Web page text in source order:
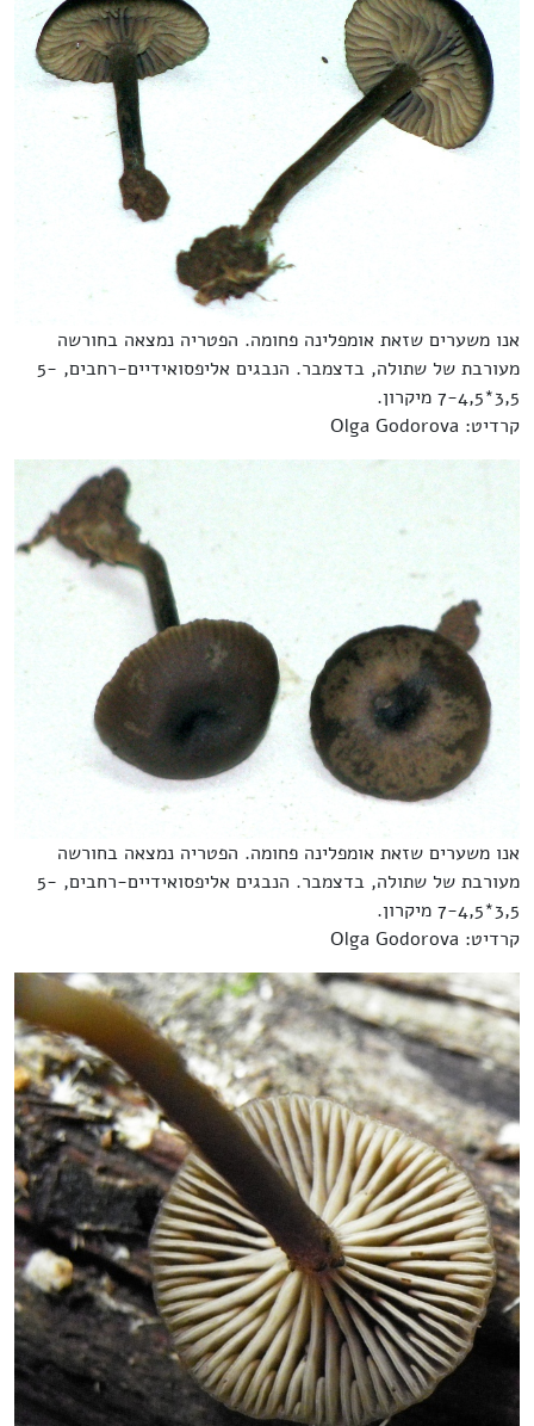
אנו משערים שזאת אומפלינה פחומה. הפטריה נמצאה בחורשה
מעורבת של שתולה, בדצמבר. הנבגים אליפסואידיים-רחבים, 5-
3,5*7-4,5 מיקרון.
קרדיט: Olga Godorova
אנו משערים שזאת אומפלינה פחומה. הפטריה נמצאה בחורשה
מעורבת של שתולה, בדצמבר. הנבגים אליפסואידיים-רחבים, 5-
3,5*7-4,5 מיקרון.
קרדיט: Olga Godorova